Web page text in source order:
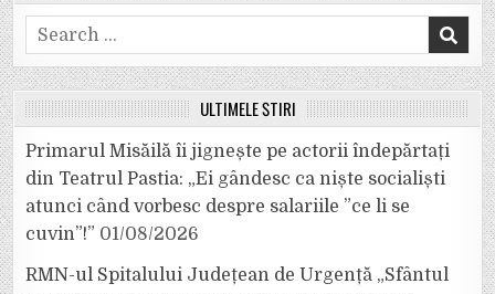
Search
for:
ULTIMELE ȘTIRI
Primarul Misăilă îi jignește pe actorii îndepărtați
din Teatrul Pastia: „Ei gândesc ca niște socialiști
atunci când vorbesc despre salariile ”ce li se
cuvin”!” 01/08/2026
RMN-ul Spitalului Județean de Urgență „Sfântul